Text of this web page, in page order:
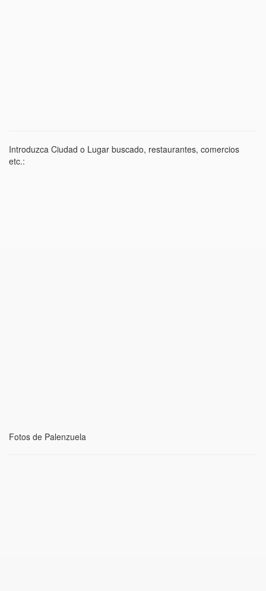
Introduzca Ciudad o Lugar buscado, restaurantes, comercios
etc.:
Fotos de Palenzuela